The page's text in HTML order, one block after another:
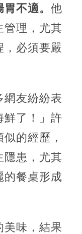
不適。 他
管理，尤其
，必須要嚴
網友紛紛表
鮮了！」許
的經歷，
隱患，尤其
的餐桌形成
美味，結果